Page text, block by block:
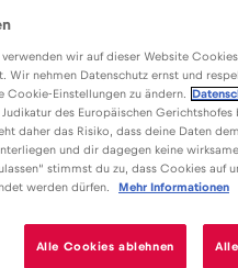
wir auf dieser Website
Wir nehmen Datenschutz ernst und
Einstellungen zu ändern.
des Europäischen
daher das Risiko, dass deine Daten
und dir dagegen keine
stimmst du zu, dass Cookies auf
werden dürfen.
Mehr Informationen
Alle Cookies ablehnen